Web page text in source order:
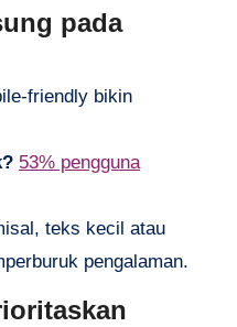
pada
friendly bikin
53% pengguna
teks kecil atau
pengalaman.